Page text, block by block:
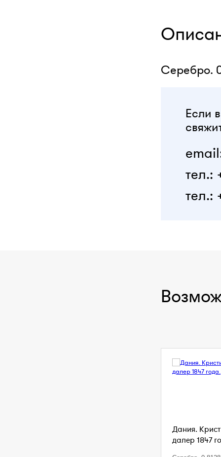
Серебро.
Если
тел.:
тел.:
Дания.
далер 1847